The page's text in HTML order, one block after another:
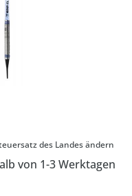
des Landes ändern
von 1-3 Werktagen